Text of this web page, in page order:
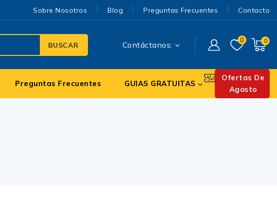
Sobre Nosotros Blog Preguntas Frecuentes Contacto
BUSCAR Contáctanos: 0 0
Preguntas Frecuentes GUIAS GRATUITAS
Ofertas De
Agosto